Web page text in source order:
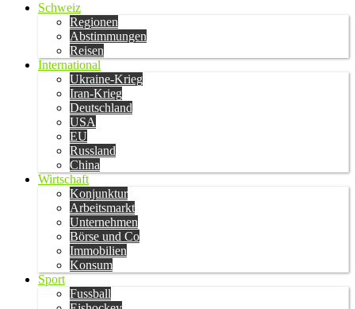
Schweiz
Regionen
Abstimmungen
Reisen
International
Ukraine-Krieg
Iran-Krieg
Deutschland
USA
EU
Russland
China
Wirtschaft
Konjunktur
Arbeitsmarkt
Unternehmen
Börse und Co
Immobilien
Konsum
Sport
Fussball